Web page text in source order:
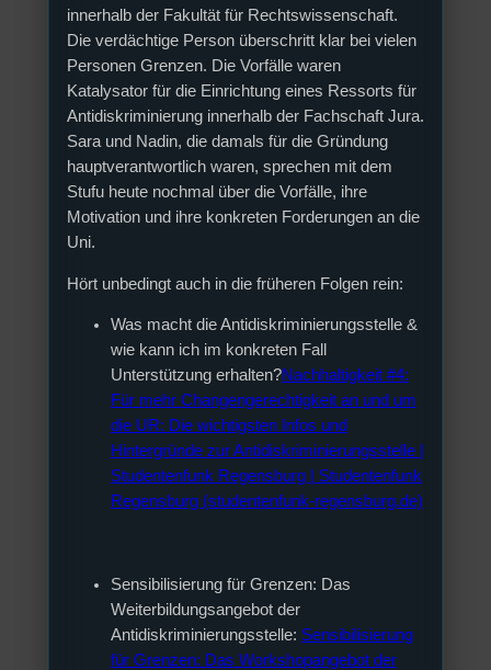
innerhalb der Fakultät für Rechtswissenschaft.
Die verdächtige Person überschritt klar bei vielen
Personen Grenzen. Die Vorfälle waren
Katalysator für die Einrichtung eines Ressorts für
Antidiskriminierung innerhalb der Fachschaft Jura.
Sara und Nadin, die damals für die Gründung
hauptverantwortlich waren, sprechen mit dem
Stufu heute nochmal über die Vorfälle, ihre
Motivation und ihre konkreten Forderungen an die
Uni.
Hört unbedingt auch in die früheren Folgen rein:
Was macht die Antidiskriminierungsstelle &
wie kann ich im konkreten Fall
Unterstützung erhalten?Nachhaltigkeit #4:
Für mehr Changengerechtigkeit an und um
die UR: Die wichtigsten Infos und
Hintergründe zur Antidiskriminierungsstelle |
Studentenfunk Regensburg | Studentenfunk
Regensburg (studentenfunk-regensburg.de)
Sensibilisierung für Grenzen: Das
Weiterbildungsangebot der
Antidiskriminierungsstelle: Sensibilisierung
für Grenzen: Das Workshopangebot der